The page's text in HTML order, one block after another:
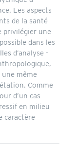
Les aspects
de la santé
privilégier une
dans les
d’analyse -
même
Comme
d’un cas
en milieu
caractère